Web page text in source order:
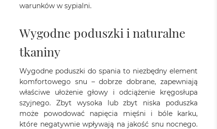
warunków w sypialni.
Wygodne poduszki i naturalne
tkaniny
Wygodne poduszki do spania to niezbędny element
komfortowego snu – dobrze dobrane, zapewniają
właściwe ułożenie głowy i odciążenie kręgosłupa
szyjnego. Zbyt wysoka lub zbyt niska poduszka
może powodować napięcia mięśni i bóle karku,
które negatywnie wpływają na jakość snu nocnego.